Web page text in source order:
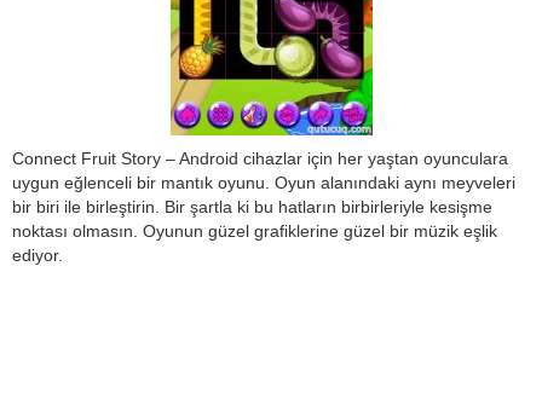
Connect Fruit Story – Android cihazlar için her yaştan oyunculara
uygun eğlenceli bir mantık oyunu. Oyun alanındaki aynı meyveleri
bir biri ile birleştirin. Bir şartla ki bu hatların birbirleriyle kesişme
noktası olmasın. Oyunun güzel grafiklerine güzel bir müzik eşlik
ediyor.